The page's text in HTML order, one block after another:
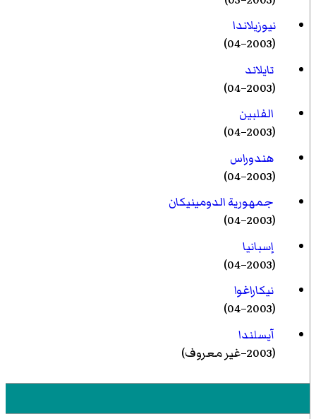
نيوزيلاندا
(2003–04)
تايلاند
(2003–04)
الفلبين
(2003–04)
هندوراس
(2003–04)
جمهورية الدومينيكان
(2003–04)
إسبانيا
(2003–04)
نيكاراغوا
(2003–04)
آيسلندا
(2003–غير معروف)